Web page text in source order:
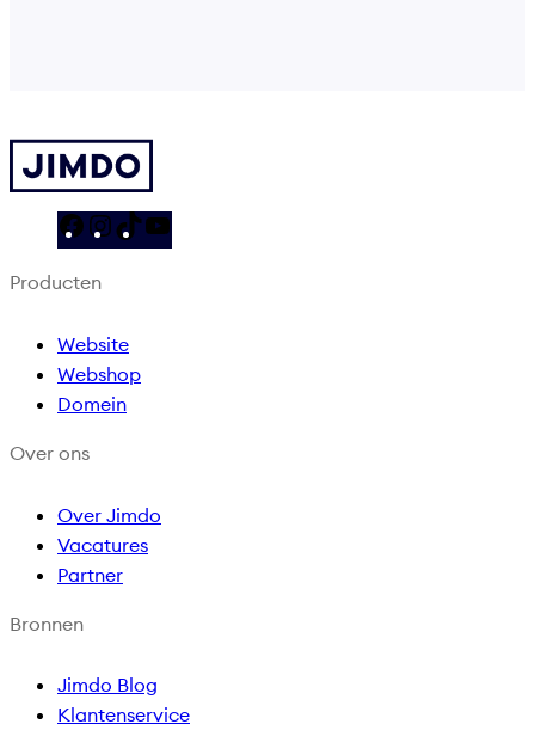
F
a
c
b
o
o
I
n
a
g
r
T
i
o
Producten
Website
Webshop
Domein
Over ons
Over Jimdo
Vacatures
Partner
Bronnen
Jimdo Blog
Klantenservice